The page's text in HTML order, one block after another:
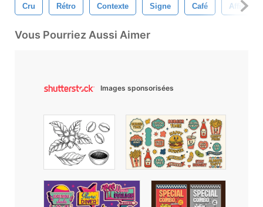
Cru Rétro Contexte Signe Café Affiche
Vous Pourriez Aussi Aimer
Images sponsorisées